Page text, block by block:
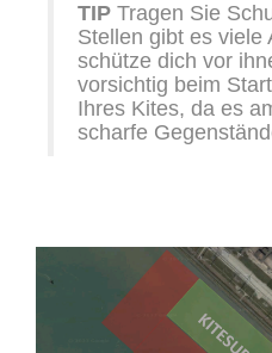
TIP Tragen Sie
Stellen gibt es viele
schütze dich vor
vorsichtig beim
Ihres Kites, da es
scharfe